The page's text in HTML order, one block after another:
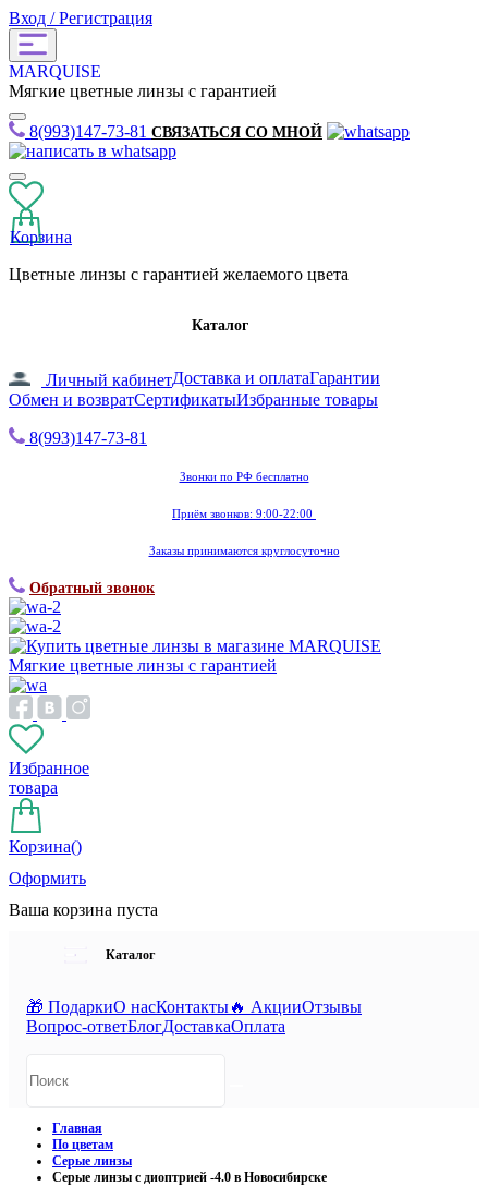
Вход / Регистрация
MARQUISE
Мягкие цветные линзы с гарантией
8(993)147-73-81 СВЯЗАТЬСЯ СО МНОЙ
Корзина
Цветные линзы с гарантией желаемого цвета
Каталог
Личный кабинетДоставка и оплатаГарантии
Обмен и возвратСертификатыИзбранные товары
8(993)147-73-81
Звонки по РФ бесплатно
Приём звонков: 9:00-22:00
Заказы принимаются круглосуточно
Обратный звонок
Мягкие цветные линзы с гарантией
Избранное
товара
Корзина()
Оформить
Ваша корзина пуста
Каталог
🎁 ПодаркиО насКонтакты🔥 АкцииОтзывы
Вопрос-ответБлогДоставкаОплата
Главная
По цветам
Серые линзы
Серые линзы с диоптрией -4.0 в Новосибирске